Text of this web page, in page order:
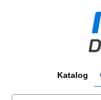
Katalog